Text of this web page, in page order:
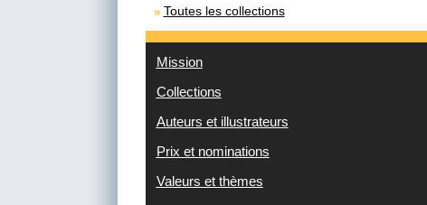
Toutes les collections
Mission
Collections
Auteurs et illustrateurs
Prix et nominations
Valeurs et thèmes